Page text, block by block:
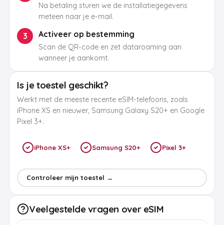
Na betaling sturen we de installatiegegevens
meteen naar je e-mail.
3 Activeer op bestemming
Scan de QR-code en zet dataroaming aan
wanneer je aankomt.
Is je toestel geschikt?
Werkt met de meeste recente eSIM-telefoons, zoals
iPhone XS en nieuwer, Samsung Galaxy S20+ en Google
Pixel 3+.
iPhone XS+ Samsung S20+ Pixel 3+
Controleer mijn toestel →
Veelgestelde vragen over eSIM